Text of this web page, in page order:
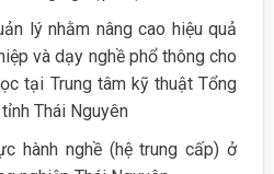
lý nhằm nâng cao hiệu quả
và dạy nghề phổ thông cho
tại Trung tâm kỹ thuật Tổng
Thái Nguyên
hành nghề (hệ trung cấp) ở